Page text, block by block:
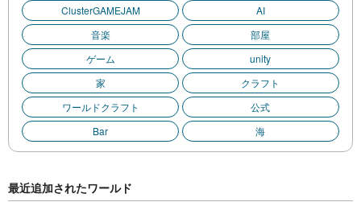
ClusterGAMEJAM
AI
音楽
部屋
ゲーム
unity
家
クラフト
ワールドクラフト
公式
Bar
海
最近追加されたワールド